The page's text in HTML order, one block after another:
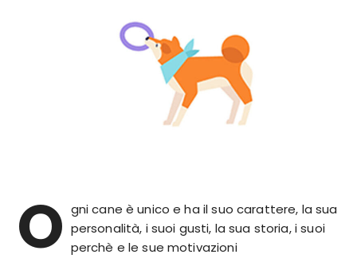
O gni cane è unico e ha il suo carattere, la sua
personalità, i suoi gusti, la sua storia, i suoi
perchè e le sue motivazioni